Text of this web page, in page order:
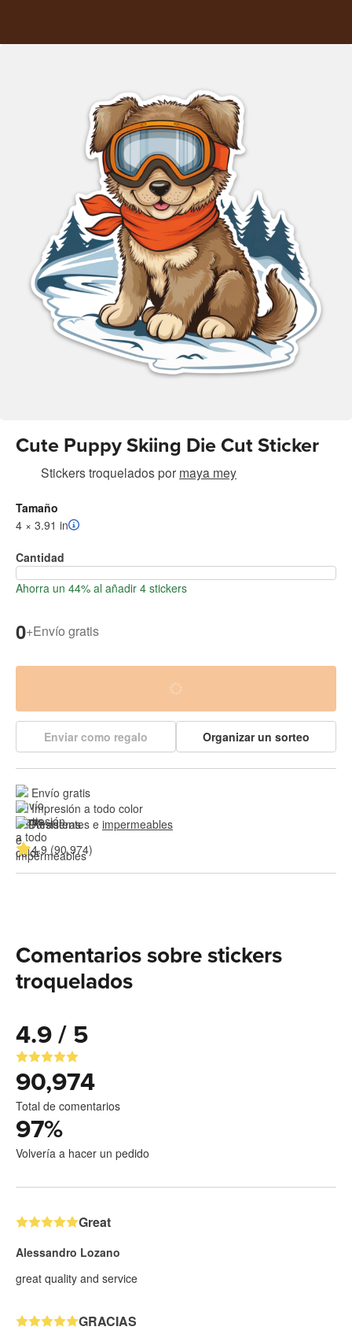
Cute Puppy Skiing Die Cut Sticker
Stickers troqueladospor maya mey
Tamaño
4 × 3.91 in
Cantidad
Ahorra un 44% al añadir 4 stickers
0+Envío gratis
Enviar como regalo Organizar un sorteo
Envío gratis
Impresión a todo color
Resistentes e impermeables
4.9 (90,974)
Comentarios sobre stickers
troquelados
4.9 / 5
90,974
Total de comentarios
97%
Volvería a hacer un pedido
Great
Alessandro Lozano
great quality and service
GRACIAS